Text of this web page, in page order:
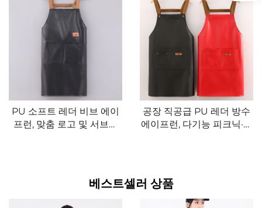
효과, 조절 가능한 스트랩과
포켓 포함, 카페, 바비큐, 음
식 서비스 및 청소용
PU 소프트 레더 비브 에이
프런, 맞춤 로고 및 서브리
및 바비큐 용도로 사용 가능
공장 직공급 PU 레더 방수
에이프런, 다기능 피크닉·바
베스트셀러 상품